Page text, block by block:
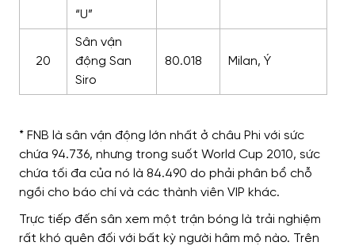
“U”
20
Sân vận
động San
Siro
80.018 Milan, Ý
* FNB là sân vận động lớn nhất ở châu Phi với sức
chứa 94.736, nhưng trong suốt World Cup 2010, sức
chứa tối đa của nó là 84.490 do phải phân bổ chỗ
ngồi cho báo chí và các thành viên VIP khác.
Trực tiếp đến sân xem một trận bóng là trải nghiệm
rất khó quên đối với bất kỳ người hâm mộ nào. Trên